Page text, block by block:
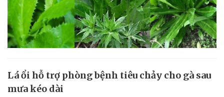
Lá ổi hỗ trợ phòng bệnh tiêu chảy cho gà sau
mưa kéo dài